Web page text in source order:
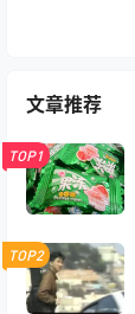
文章推荐
TOP1
TOP2